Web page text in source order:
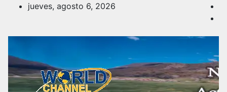
jueves, agosto 6, 2026